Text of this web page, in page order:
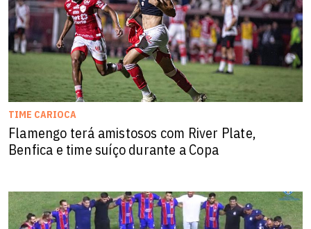
TIME CARIOCA
Flamengo terá amistosos com River Plate,
Benfica e time suíço durante a Copa